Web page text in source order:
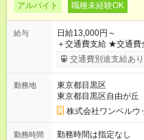
アルバイト 職種未経験OK
給与
日給13,000円～
＋交通費支給 ★交通費全額支給！ ┗案件により規定あり ★日払
いOK！（規定あり）
ンビニATMから 日払い分を引
交通費別途支給あり
勤務地
東京都目黒区
東京都目黒区自由が丘
株式会社ワンベルウ
勤務時間
勤務時間は指定なし